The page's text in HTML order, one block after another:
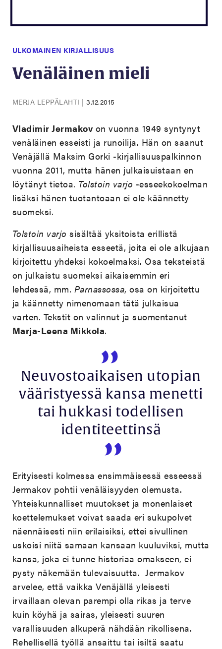
ULKOMAINEN KIRJALLISUUS
Venäläinen mieli
MERJA LEPPÄLAHTI |3.12.2015
Vladimir Jermakov on vuonna 1949 syntynyt
venäläinen esseisti ja runoilija. Hän on saanut
Venäjällä Maksim Gorki -kirjallisuuspalkinnon
vuonna 2011, mutta hänen julkaisuistaan en
löytänyt tietoa. Tolstoin varjo -esseekokoelman
lisäksi hänen tuotantoaan ei ole käännetty
suomeksi.
Tolstoin varjo sisältää yksitoista erillistä
kirjallisuusaiheista esseetä, joita ei ole alkujaan
kirjoitettu yhdeksi kokoelmaksi. Osa teksteistä
on julkaistu suomeksi aikaisemmin eri
lehdessä, mm. Parnassossa, osa on kirjoitettu
ja käännetty nimenomaan tätä julkaisua
varten. Tekstit on valinnut ja suomentanut
Marja-Leena Mikkola.
Neuvostoaikaisen utopian
vääristyessä kansa menetti
tai hukkasi todellisen
identiteettinsä
Erityisesti kolmessa ensimmäisessä esseessä
Jermakov pohtii venäläisyyden olemusta.
Yhteiskunnalliset muutokset ja monenlaiset
koettelemukset voivat saada eri sukupolvet
näennäisesti niin erilaisiksi, ettei sivullinen
uskoisi niitä samaan kansaan kuuluviksi, mutta
kansa, joka ei tunne historiaa omakseen, ei
pysty näkemään tulevaisuutta. Jermakov
arvelee, että vaikka Venäjällä yleisesti
irvaillaan olevan parempi olla rikas ja terve
kuin köyhä ja sairas, yleisesti suuren
varallisuuden alkuperä nähdään rikollisena.
Rehellisellä työllä ansaittu tai isiltä saatu